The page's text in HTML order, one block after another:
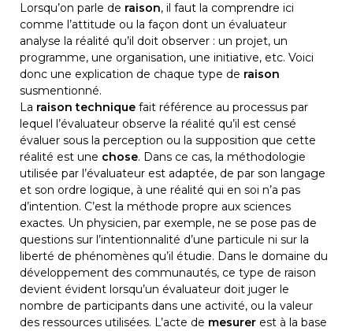
Lorsqu’on parle de raison, il faut la comprendre ici
comme l’attitude ou la façon dont un évaluateur
analyse la réalité qu’il doit observer : un projet, un
programme, une organisation, une initiative, etc. Voici
donc une explication de chaque type de raison
susmentionné.
La raison technique fait référence au processus par
lequel l’évaluateur observe la réalité qu’il est censé
évaluer sous la perception ou la supposition que cette
réalité est une chose. Dans ce cas, la méthodologie
utilisée par l’évaluateur est adaptée, de par son langage
et son ordre logique, à une réalité qui en soi n’a pas
d’intention. C’est la méthode propre aux sciences
exactes. Un physicien, par exemple, ne se pose pas de
questions sur l’intentionnalité d’une particule ni sur la
liberté de phénomènes qu’il étudie. Dans le domaine du
développement des communautés, ce type de raison
devient évident lorsqu’un évaluateur doit juger le
nombre de participants dans une activité, ou la valeur
des ressources utilisées. L’acte de mesurer est à la base